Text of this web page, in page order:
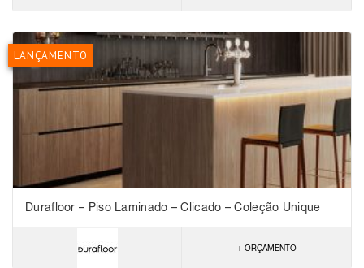
LANÇAMENTO
Durafloor – Piso Laminado – Clicado – Coleção Unique
+ ORÇAMENTO